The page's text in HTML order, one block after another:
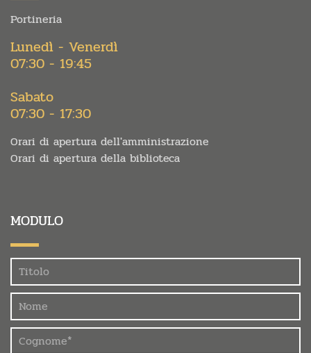
Portineria
Lunedì - Venerdì
07:30 - 19:45
Sabato
07:30 - 17:30
Orari di apertura dell'amministrazione
Orari di apertura della biblioteca
MODULO
Felder